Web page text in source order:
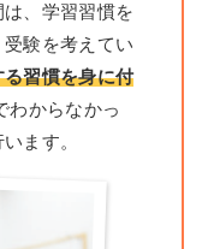
、学習習慣を
験を考えてい
る習慣を身に付
わからなかっ
ます。